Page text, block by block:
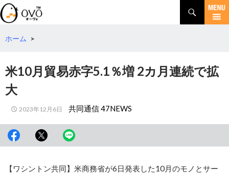
検
索
コ
テ
へ
ホーム >
米10月貿易赤字5.1％増 2カ月連続で拡
大
2023年12月6日 共同通信 47NEWS
【ワシントン共同】米商務省が6日発表した10月のモノとサー